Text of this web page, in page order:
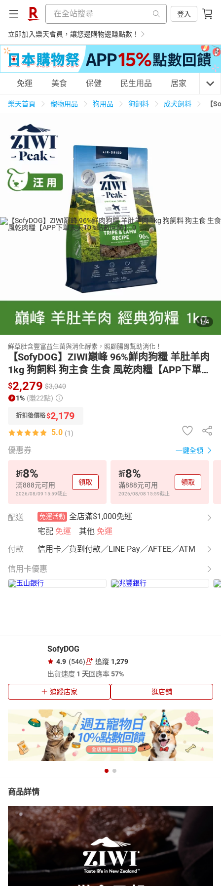
登入
立即加入樂天會員，讓您邊購物邊賺點數！
購物網分類
天天免運
居家生活 3C家電 運動休閒
男裝 化妝保養 情趣用品
電子/紙本書
免運 美食 保健 民生用品 居家 3C
樂天首頁 寵物用品 狗用品 狗飼料 成犬飼料 【
1/4
鮮草肚含豐富益生菌與消化酵素，照顧腸胃幫助消化！
【SofyDOG】ZIWI巔峰 96%鮮肉狗糧 羊肚羊肉
1kg 狗飼料 狗主食 生食 風乾肉糧【APP下單天
天10%點數回饋】
$2,279 $3,040
1% (賺22點)
折扣後價格$2,179
5.0 (1)
優惠券 一鍵全領
折8%
滿888元可用
2026/08/09 15:59截止
領取
折8%
滿888元可用
2026/08/08 15:59截止
領取
配送 免運活動 全店滿$1,000免運
宅配 免運 其他 免運
付款
信用卡／貨到付款／LINE Pay／AFTEE／ATM
信用卡優惠
SofyDOG
4.9 (546) 追蹤 1,279
出貨速度 1 天回應率57%
追蹤店家 逛店舖
商品詳情